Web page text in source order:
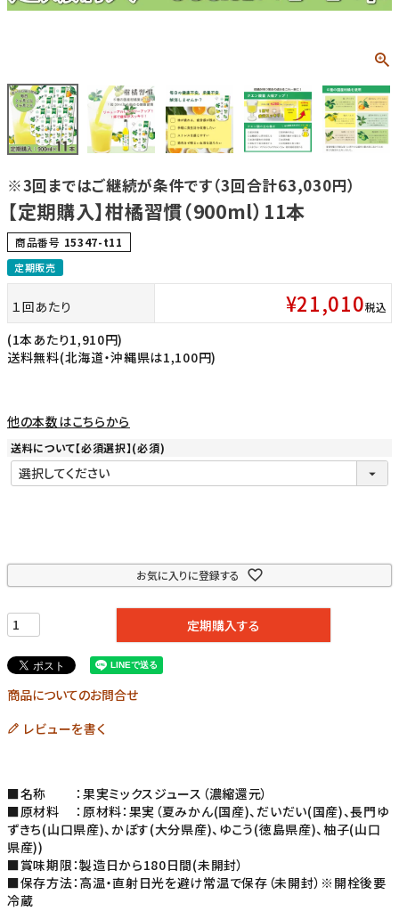
※3回まではご継続が条件です（3回合計63,030円）
【定期購入】柑橘習慣（900ml）11本
商品番号 15347-t11
定期販売
１回あたり ¥21,010税込
(1本あたり1,910円)
送料無料(北海道・沖縄県は1,100円)
他の本数はこちらから
送料について【必須選択】(必須)
お気に入りに登録する
定期購入する
商品についてのお問合せ
レビューを書く
■名称 ：果実ミックスジュース（濃縮還元）
■原材料 ：原材料：果実（夏みかん(国産)、だいだい(国産)、長門ゆ
ずきち(山口県産)、かぼす(大分県産)、ゆこう(徳島県産)、柚子(山口
県産))
■賞味期限：製造日から180日間(未開封）
■保存方法：高温・直射日光を避け常温で保存（未開封）※開栓後要
冷蔵